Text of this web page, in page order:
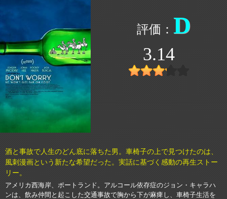
D
3.14
酒と事故で人生のどん底に落ちた男。車椅子の上で見つけたのは、
風刺漫画という新たな希望だった。実話に基づく感動の再生ストー
リー。
アメリカ西海岸、ポートランド。アルコール依存症のジョン・キャラハ
ンは、飲み仲間と起こした交通事故で胸から下が麻痺し、車椅子生活を